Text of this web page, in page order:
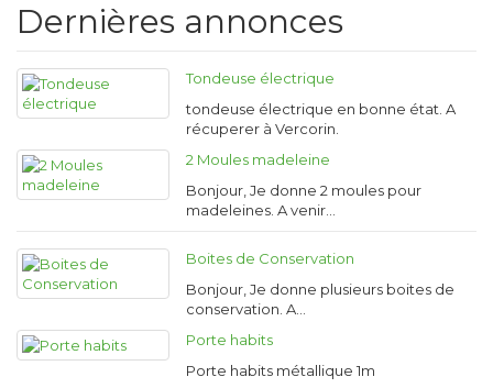
Dernières annonces
Tondeuse électrique
tondeuse électrique en bonne état. A
récuperer à Vercorin.
2 Moules madeleine
Bonjour, Je donne 2 moules pour
madeleines. A venir…
Boites de Conservation
Bonjour, Je donne plusieurs boites de
conservation. A…
Porte habits
Porte habits métallique 1m